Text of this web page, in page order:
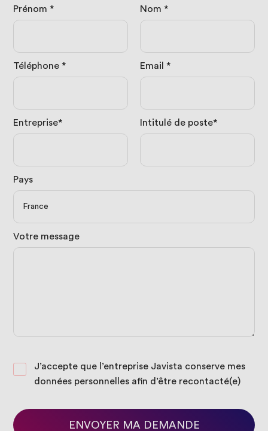
Prénom* Nom *
Téléphone* Email *
Entreprise* Intitulé de poste*
Pays
Votre message
J’accepte que l’entreprise Javista conserve mes
données personnelles afin d’être recontacté(e)